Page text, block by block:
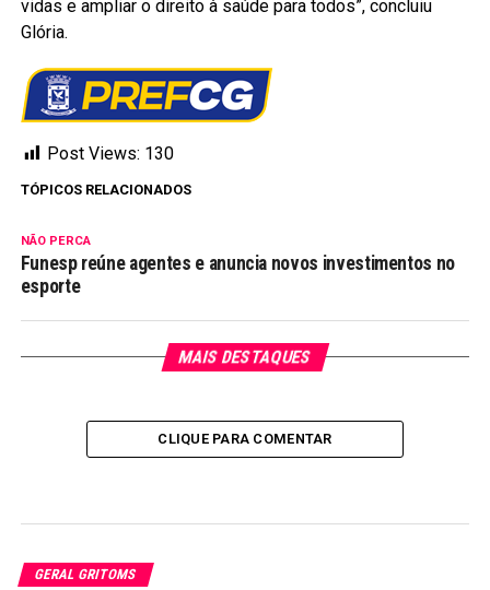
vidas e ampliar o direito à saúde para todos”, concluiu
Glória.
Post Views: 130
TÓPICOS RELACIONADOS
NÃO PERCA
Funesp reúne agentes e anuncia novos investimentos no
esporte
MAIS DESTAQUES
CLIQUE PARA COMENTAR
GERAL GRITOMS